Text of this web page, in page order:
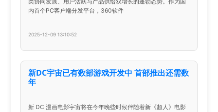
内首个PC客户端分发平台，360软件
2025-12-09 13:10:52
新DC宇宙已有数部游戏开发中 首部推出还需数
年
新 DC 漫画电影宇宙将在今年晚些时候伴随着新《超人》电影